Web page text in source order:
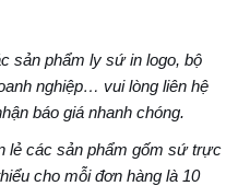
sản phẩm ly sứ in logo, bộ
nghiệp… vui lòng liên hệ
báo giá nhanh chóng.
lẻ các sản phẩm gốm sứ trực
cho mỗi đơn hàng là 10